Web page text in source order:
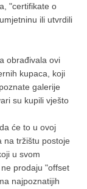
"certifikate o
ili utvrdili
obrađivala ovi
kupaca, koji
galerije
su kupili vješto
će to u ovoj
na tržištu postoje
u svom
prodaju "offset
najpoznatijih